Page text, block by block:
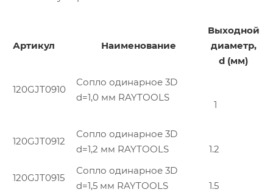
Артикул Наименование
Выходной
диаметр,
d (мм)
120GJT0910
Сопло одинарное 3D
d=1,0 мм RAYTOOLS
1
120GJT0912
Сопло одинарное 3D
d=1,2 мм RAYTOOLS
1.2
120GJT0915
Сопло одинарное 3D
d=1,5 мм RAYTOOLS
1.5